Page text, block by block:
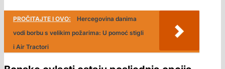
PROČITAJTE I OVO:
Hercegovina danima
vodi borbu s velikim požarima: U pomoć stigli
i Air Tractori